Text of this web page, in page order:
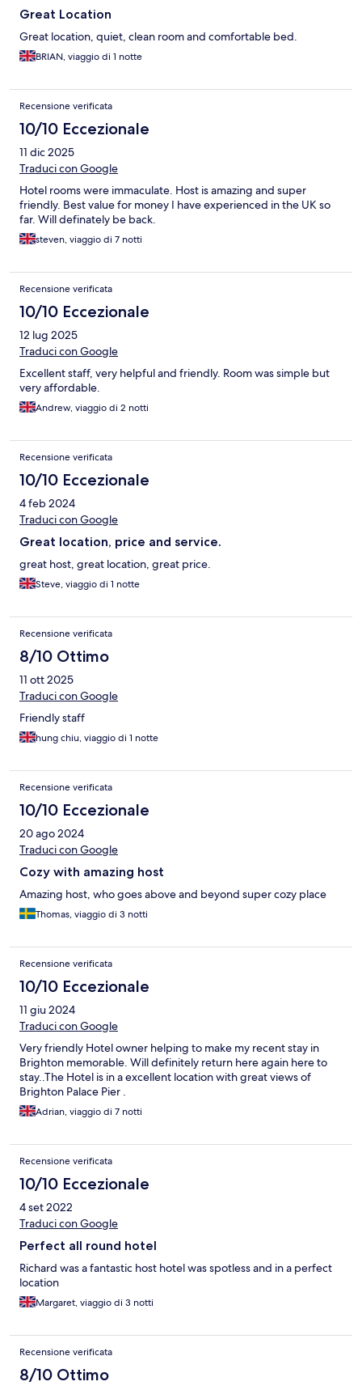
Great Location
Great location, quiet, clean room and comfortable bed.
BRIAN, viaggio di 1 notte
Recensione verificata
10/10 Eccezionale
11 dic 2025
Traduci con Google
Hotel rooms were immaculate. Host is amazing and super
friendly. Best value for money I have experienced in the UK so
far. Will definately be back.
steven, viaggio di 7 notti
Recensione verificata
10/10 Eccezionale
12 lug 2025
Traduci con Google
Excellent staff, very helpful and friendly. Room was simple but
very affordable.
Andrew, viaggio di 2 notti
Recensione verificata
10/10 Eccezionale
4 feb 2024
Traduci con Google
Great location, price and service.
great host, great location, great price.
Steve, viaggio di 1 notte
Recensione verificata
8/10 Ottimo
11 ott 2025
Traduci con Google
Friendly staff
hung chiu, viaggio di 1 notte
Recensione verificata
10/10 Eccezionale
20 ago 2024
Traduci con Google
Cozy with amazing host
Amazing host, who goes above and beyond super cozy place
Thomas, viaggio di 3 notti
Recensione verificata
10/10 Eccezionale
11 giu 2024
Traduci con Google
Very friendly Hotel owner helping to make my recent stay in
Brighton memorable. Will definitely return here again here to
stay..The Hotel is in a excellent location with great views of
Brighton Palace Pier .
Adrian, viaggio di 7 notti
Recensione verificata
10/10 Eccezionale
4 set 2022
Traduci con Google
Perfect all round hotel
Richard was a fantastic host hotel was spotless and in a perfect
location
Margaret, viaggio di 3 notti
Recensione verificata
8/10 Ottimo